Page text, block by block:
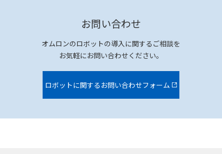
お問い合わせ
オムロンのロボットの導入に関するご相談を
お気軽にお問い合わせください。
ロボットに関するお問い合わせフォーム